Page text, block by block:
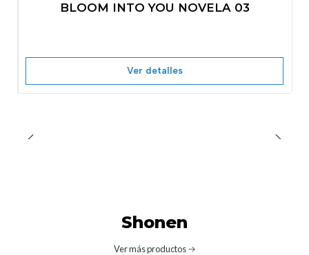
BLOOM INTO YOU NOVELA 03
Ver detalles
Shonen
Ver más productos